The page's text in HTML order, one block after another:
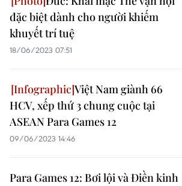
đặc biệt dành cho người khiếm
khuyết trí tuệ
18/06/2023 07:51
Việt Nam giành 66
HCV, xếp thứ 3 chung cuộc tại
ASEAN Para Games 12
09/06/2023 14:46
Para Games 12: Bơi lội và Điền kinh